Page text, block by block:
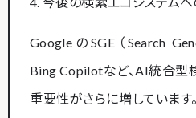
GoogleのSGE（Search
Bing Copilotなど、AI統合型
重要性がさらに増しています